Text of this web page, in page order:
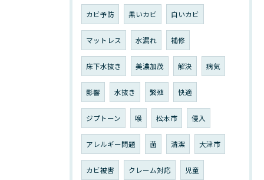
カビ予防 黒いカビ 白いカビ
マットレス 水漏れ 補修
床下水抜き 美濃加茂 解決 病気
影響 水抜き 繁殖 快適
ジプトーン 喉 松本市 侵入
アレルギー問題 菌 清潔 大津市
カビ被害 クレーム対応 児童